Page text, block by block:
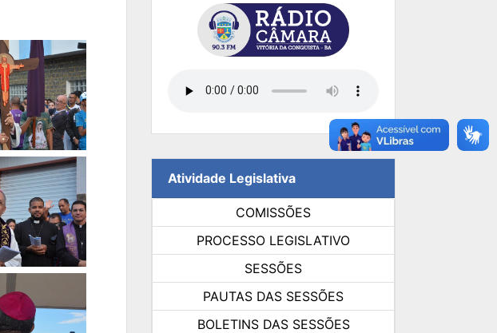
Atividade Legislativa
COMISSÕES
PROCESSO LEGISLATIVO
SESSÕES
PAUTAS DAS SESSÕES
BOLETINS DAS SESSÕES